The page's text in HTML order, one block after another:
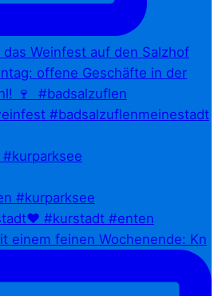
einem feinen Wochenende: Kn